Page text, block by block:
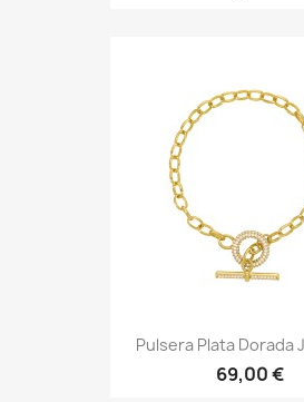
Pulsera Plata Dorada
69,00 €